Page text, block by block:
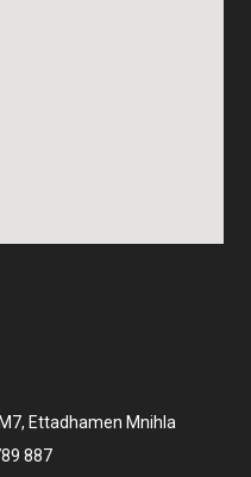
Ettadhamen Mnihla
887